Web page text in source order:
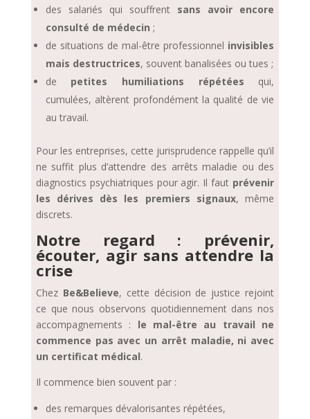
des salariés qui souffrent sans avoir encore
consulté de médecin ;
de situations de mal-être professionnel invisibles
mais destructrices, souvent banalisées ou tues ;
de petites humiliations répétées qui,
cumulées, altèrent profondément la qualité de vie
au travail.
Pour les entreprises, cette jurisprudence rappelle qu’il
ne suffit plus d’attendre des arrêts maladie ou des
diagnostics psychiatriques pour agir. Il faut prévenir
les dérives dès les premiers signaux, même
discrets.
Notre regard : prévenir,
écouter, agir sans attendre la
crise
Chez Be&Believe, cette décision de justice rejoint
ce que nous observons quotidiennement dans nos
accompagnements : le mal-être au travail ne
commence pas avec un arrêt maladie, ni avec
un certificat médical.
Il commence bien souvent par :
des remarques dévalorisantes répétées,